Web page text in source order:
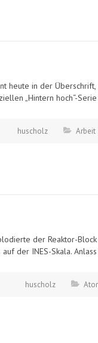
heute in der
„Hintern hoch“-
huscholz Arbeit
der Reaktor-
der INES-Skala.
huscholz